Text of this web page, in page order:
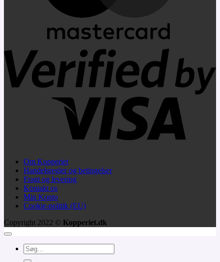
Om Kopperiet
Handelsregler og betingelser
Fragt og levering
Kontakt os
Min Konto
Cookie-politik (EU)
Copyright 2022 © Kopperiet.dk
Søg
efter: